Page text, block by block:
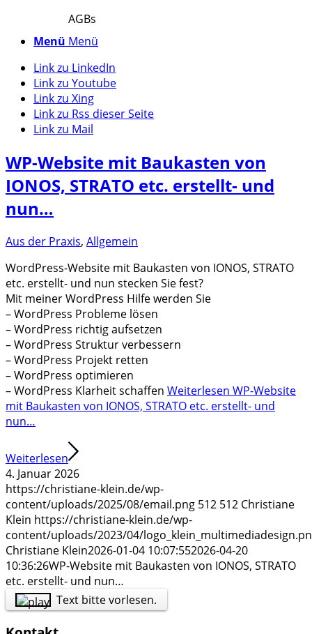
AGBs
Menü Menü
Link zu LinkedIn
Link zu Youtube
Link zu Xing
Link zu Rss dieser Seite
Link zu Mail
WP-Website mit Baukasten von
IONOS, STRATO etc. erstellt- und
nun…
Aus der Praxis, Allgemein
WordPress-Website mit Baukasten von IONOS, STRATO
etc. erstellt- und nun stecken Sie fest?
Mit meiner WordPress Hilfe werden Sie
– WordPress Probleme lösen
– WordPress richtig aufsetzen
– WordPress Struktur verbessern
– WordPress Projekt retten
– WordPress optimieren
– WordPress Klarheit schaffen Weiterlesen WP-Website
mit Baukasten von IONOS, STRATO etc. erstellt- und
nun…
Weiterlesen
4. Januar 2026
https://christiane-klein.de/wp-
content/uploads/2025/08/email.png 512 512 Christiane
Klein https://christiane-klein.de/wp-
content/uploads/2023/04/
Christiane Klein2026-01-04 10:07:552026-04-20
10:36:26WP-Website mit Baukasten von IONOS, STRATO
etc. erstellt- und nun…
Text bitte vorlesen.